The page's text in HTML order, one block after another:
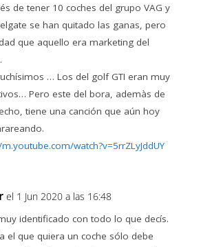
de tener 10 coches del grupo VAG y
se han quitado las ganas, pero
que aquello era marketing del
… Los del golf GTI eran muy
Pero este del bora, ademàs de
tiene una canción que aún hoy
watch?v=5rrZLyJddUY
el 1 Jun 2020 a las 16:48
identificado con todo lo que decís.
el que quiera un coche sólo debe